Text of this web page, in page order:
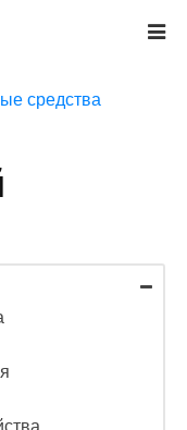
средства